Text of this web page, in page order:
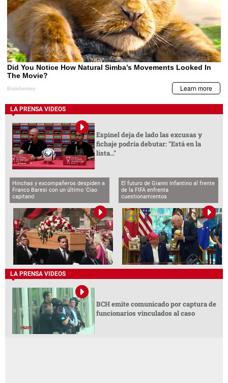
LA PRENSA VIDEOS
Espinel deja de lado las excusas y
fichaje podría debutar: "Está en la
lista..."
Hinchas y excompañeros despiden a
Franco Baresi con un último 'Ciao
capitano'
El futuro de Gianni Infantino al frente
de la FIFA enfrenta
cuestionamientos
LA PRENSA VIDEOS
BCH emite comunicado por captura de
funcionarios vinculados al caso